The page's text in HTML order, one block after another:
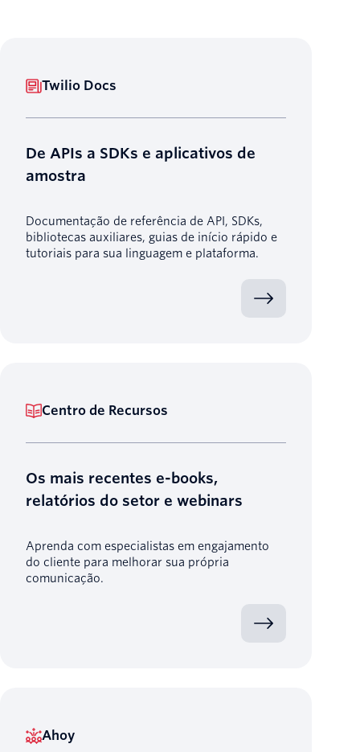
Twilio Docs
De APIs a SDKs e aplicativos de
amostra
Documentação de referência de API, SDKs,
bibliotecas auxiliares, guias de início rápido e
tutoriais para sua linguagem e plataforma.
Centro de Recursos
Os mais recentes e-books,
relatórios do setor e webinars
Aprenda com especialistas em engajamento
do cliente para melhorar sua própria
comunicação.
Ahoy